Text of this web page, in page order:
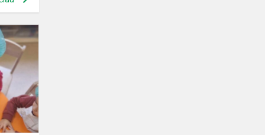
STEAM
veikla
„Tas
garduolis
obuolys“